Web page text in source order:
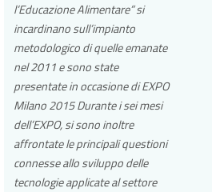
l’Educazione Alimentare” si
incardinano sull’impianto
metodologico di quelle emanate
nel 2011 e sono state
presentate in occasione di EXPO
Milano 2015 Durante i sei mesi
dell’EXPO, si sono inoltre
affrontate le principali questioni
connesse allo sviluppo delle
tecnologie applicate al settore